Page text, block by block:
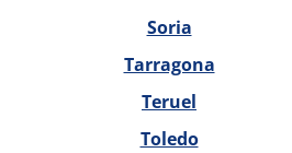
Soria
Tarragona
Teruel
Toledo